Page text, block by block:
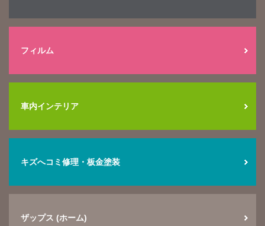
フィルム
車内インテリア
キズへコミ修理・板金塗装
ザップス (ホーム)